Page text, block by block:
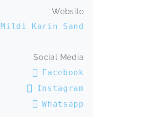
Website
Mildi Karin Sand
Social Media
Facebook
Instagram
Whatsapp